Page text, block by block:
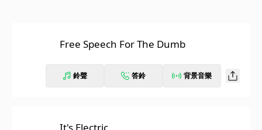
Free Speech For The Dumb
鈴聲 答鈴 背景音樂